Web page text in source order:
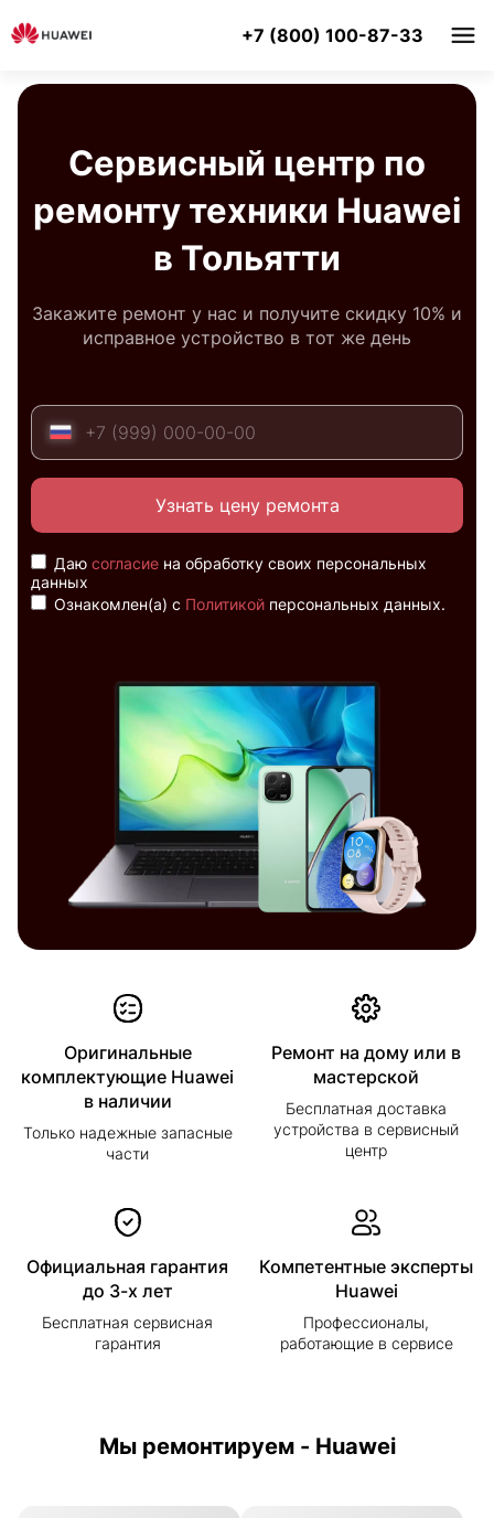
+7 (800) 100-87-33
Сервисный центр по
ремонту техники Huawei
в Тольятти
Закажите ремонт у нас и получите скидку 10% и
исправное устройство в тот же день
Узнать цену ремонта
Даю согласие на обработку своих персональных
данных
Ознакомлен(а) с Политикой персональных данных.
Оригинальные
комплектующие Huawei
в наличии
Только надежные запасные
части
Ремонт на дому или в
мастерской
Бесплатная доставка
устройства в сервисный
центр
Официальная гарантия
до 3-х лет
Бесплатная сервисная
гарантия
Компетентные эксперты
Huawei
Профессионалы,
работающие в сервисе
Мы ремонтируем - Huawei